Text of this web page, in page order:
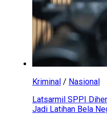
Kriminal / Nasional
Latsarmil SPPI
Jadi Latihan Bela